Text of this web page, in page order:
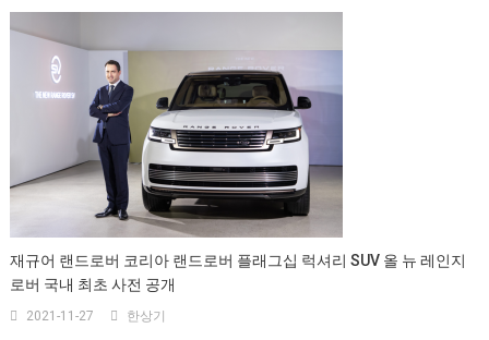
재규어 랜드로버 코리아 랜드로버 플래그십 럭셔리 SUV 올 뉴 레인지
로버 국내 최초 사전 공개
2021-11-27 한상기